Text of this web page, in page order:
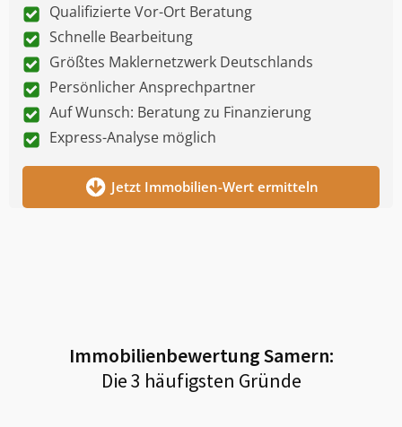
Qualifizierte Vor-Ort Beratung
Schnelle Bearbeitung
Größtes Maklernetzwerk Deutschlands
Persönlicher Ansprechpartner
Auf Wunsch: Beratung zu Finanzierung
Express-Analyse möglich
Jetzt Immobilien-Wert ermitteln
ImmobilienbewertungSamern:
Die 3 häufigsten Gründe